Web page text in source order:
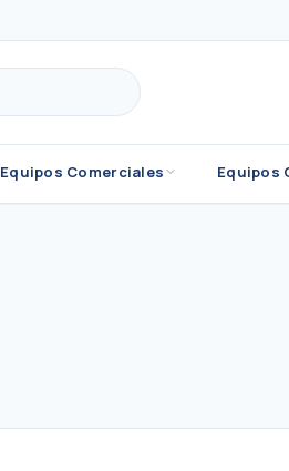
Equipos Comerciales Equipos